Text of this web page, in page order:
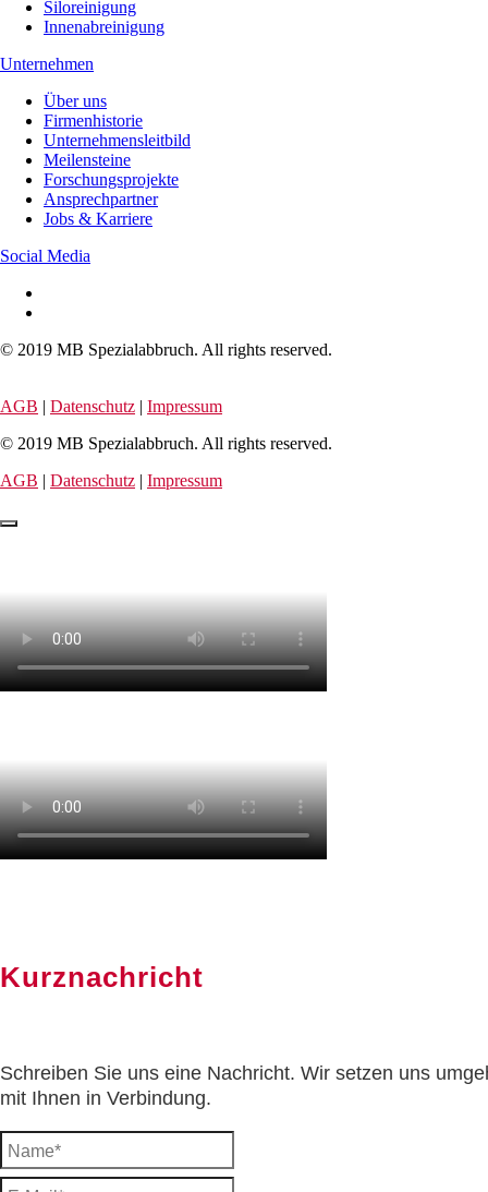
Siloreinigung
Innenabreinigung
Unternehmen
Über uns
Firmenhistorie
Unternehmensleitbild
Meilensteine
Forschungsprojekte
Ansprechpartner
Jobs & Karriere
Social Media
© 2019 MB Spezialabbruch. All rights reserved.
AGB | Datenschutz | Impressum
© 2019 MB Spezialabbruch. All rights reserved.
AGB | Datenschutz | Impressum
Kurznachricht
Schreiben Sie uns eine Nachricht. Wir setzen uns
mit Ihnen in Verbindung.